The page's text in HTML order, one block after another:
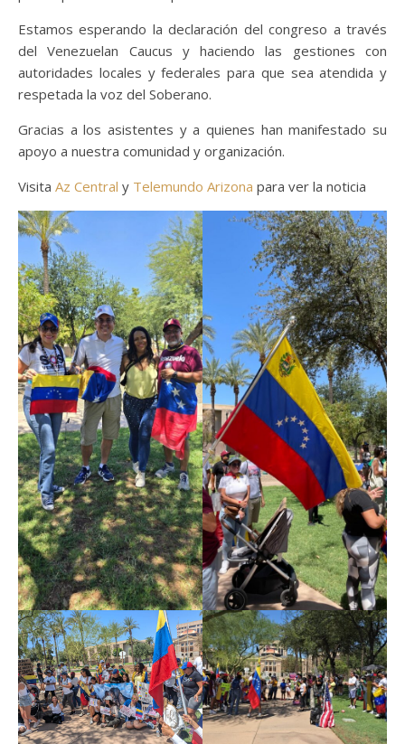
Estamos esperando la declaración del congreso a través
del Venezuelan Caucus y haciendo las gestiones con
autoridades locales y federales para que sea atendida y
respetada la voz del Soberano.
Gracias a los asistentes y a quienes han manifestado su
apoyo a nuestra comunidad y organización.
Visita Az Central y Telemundo Arizona para ver la noticia